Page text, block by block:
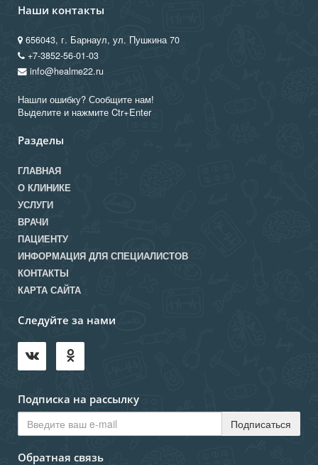
Наши контакты
656043, г. Барнаул, ул. Пушкина 70
+7-3852-56-01-03
info@healme22.ru
Нашли ошибку? Сообщите нам!
Выделите и нажмите Ctr+Enter
Разделы
ГЛАВНАЯ
О КЛИНИКЕ
УСЛУГИ
ВРАЧИ
ПАЦИЕНТУ
ИНФОРМАЦИЯ ДЛЯ СПЕЦИАЛИСТОВ
КОНТАКТЫ
КАРТА САЙТА
Следуйте за нами
Подписка на рассылку
Обратная связь